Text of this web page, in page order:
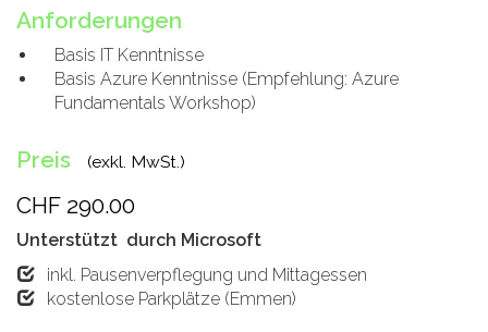
Anforderungen
Basis IT Kenntnisse
Basis Azure Kenntnisse (Empfehlung: Azure
Fundamentals Workshop)
Preis (exkl. MwSt.)
CHF 290.00
Unterstützt durch Microsoft
inkl. Pausenverpflegung und Mittagessen
kostenlose Parkplätze (Emmen)